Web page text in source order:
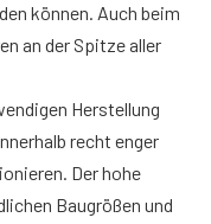
können. Auch beim
an der Spitze aller
Herstellung
recht enger
Der hohe
Baugrößen und